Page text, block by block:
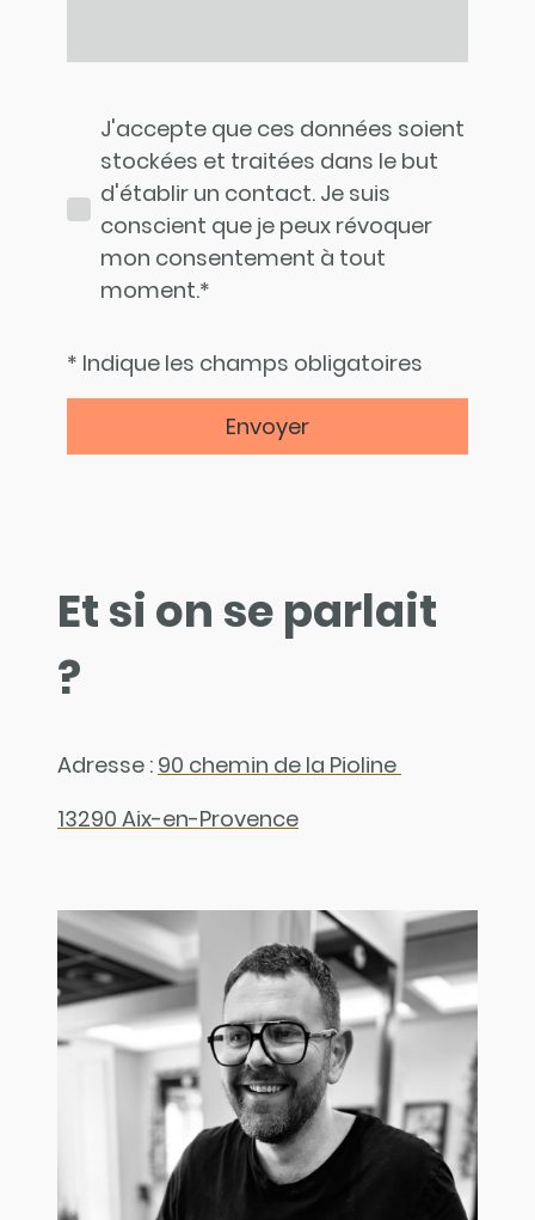
J'accepte que ces données soient
stockées et traitées dans le but
d'établir un contact. Je suis
conscient que je peux révoquer
mon consentement à tout
moment.*
* Indique les champs obligatoires
Envoyer
Et si on se parlait
?
Adresse : 90 chemin de la Pioline
13290 Aix-en-Provence